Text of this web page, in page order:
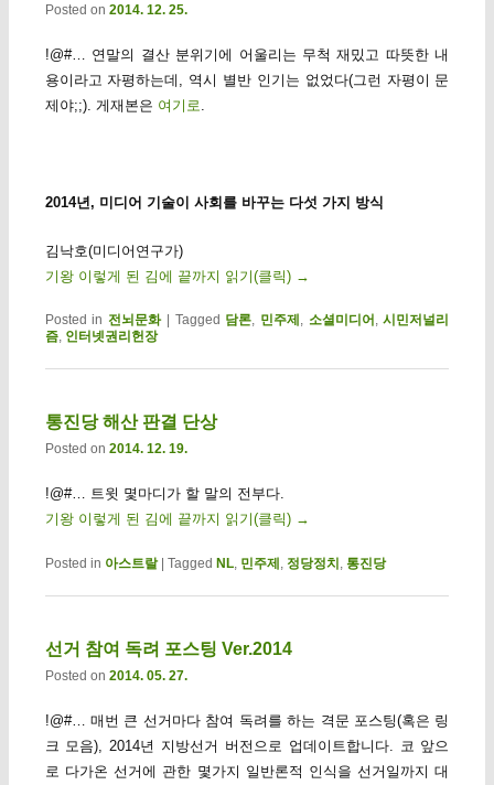
Posted on 2014. 12. 25.
!@#… 연말의 결산 분위기에 어울리는 무척 재밌고 따뜻한 내
용이라고 자평하는데, 역시 별반 인기는 없었다(그런 자평이 문
제야;;). 게재본은 여기로
2014년, 미디어 기술이 사회를 바꾸는 다섯 가지 방식
김낙호(미디어연구가)
기왕 이렇게 된 김에 끝까지 읽기(클릭) →
Posted in 전뇌문화 Tagged 담론, 민주제 , 소셜미디어 ,시민저널리
즘, 인터넷권리헌장
통진당 해산 판결 단상
Posted on 2014. 12. 19.
!@#… 트윗 몇마디가 할 말의 전부다.
기왕 이렇게 된 김에 끝까지 읽기(클릭) →
Posted in 아스트랄 | Tagged NL, 민주제 정당정치 통진당
선거 참여 독려 포스팅 Ver.2014
Posted on 2014. 05. 27.
!@#… 매번 큰 선거마다 참여 독려를 하는 격문 포스팅(혹은 링
크 모음), 2014년 지방선거 버전으로 업데이트합니다. 코 앞으
로 다가온 선거에 관한 몇가지 일반론적 인식을 선거일까지 대